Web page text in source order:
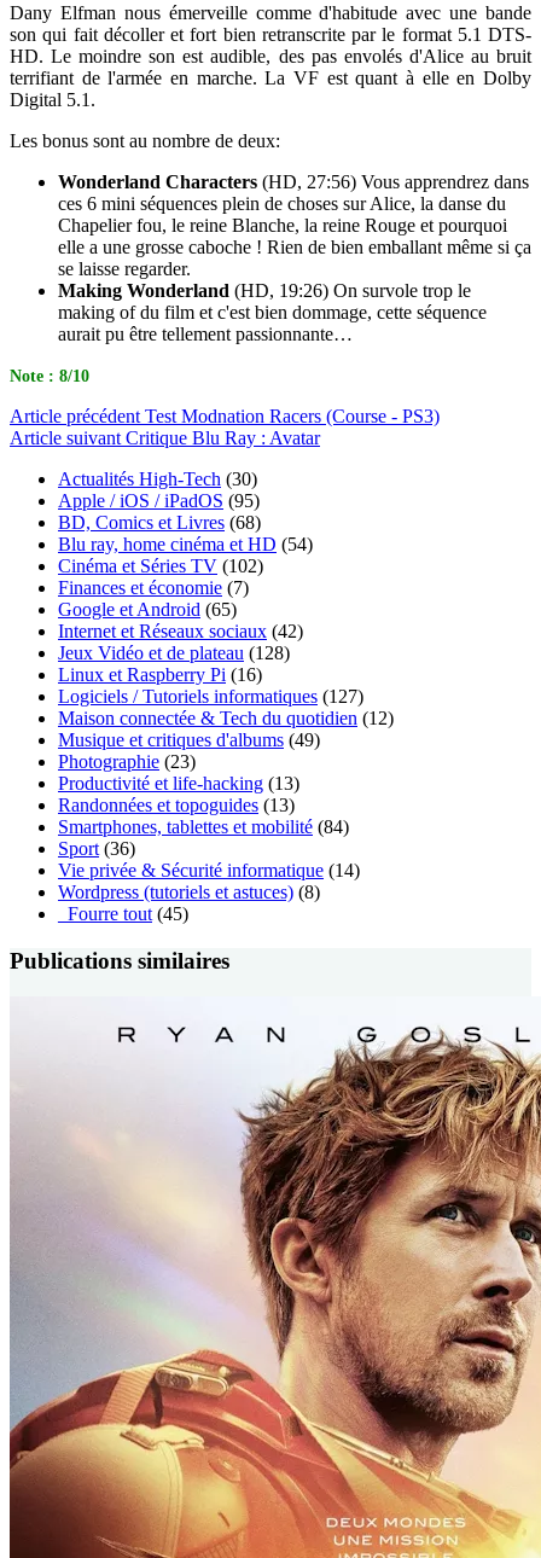
Dany Elfman nous émerveille comme d'habitude avec une bande
son qui fait décoller et fort bien retranscrite par le format 5.1 DTS-
HD. Le moindre son est audible, des pas envolés d'Alice au bruit
terrifiant de l'armée en marche. La VF est quant à elle en Dolby
Digital 5.1.
Les bonus sont au nombre de deux:
Wonderland Characters (HD, 27:56) Vous apprendrez dans
ces 6 mini séquences plein de choses sur Alice, la danse du
Chapelier fou, le reine Blanche, la reine Rouge et pourquoi
elle a une grosse caboche ! Rien de bien emballant même si ça
se laisse regarder.
Making Wonderland (HD, 19:26) On survole trop le
making of du film et c'est bien dommage, cette séquence
aurait pu être tellement passionnante…
Note : 8/10
Article précédent Test Modnation Racers (Course - PS3)
Article suivant Critique Blu Ray : Avatar
Actualités High-Tech (30)
Apple / iOS / iPadOS (95)
BD, Comics et Livres (68)
Blu ray, home cinéma et HD (54)
Cinéma et Séries TV (102)
Finances et économie (7)
Google et Android (65)
Internet et Réseaux sociaux (42)
Jeux Vidéo et de plateau (128)
Linux et Raspberry Pi (16)
Logiciels / Tutoriels informatiques (127)
Maison connectée & Tech du quotidien (12)
Musique et critiques d'albums (49)
Photographie (23)
Productivité et life-hacking (13)
Randonnées et topoguides (13)
Smartphones, tablettes et mobilité (84)
Sport (36)
Vie privée & Sécurité informatique (14)
Wordpress (tutoriels et astuces) (8)
_Fourre tout (45)
Publications similaires